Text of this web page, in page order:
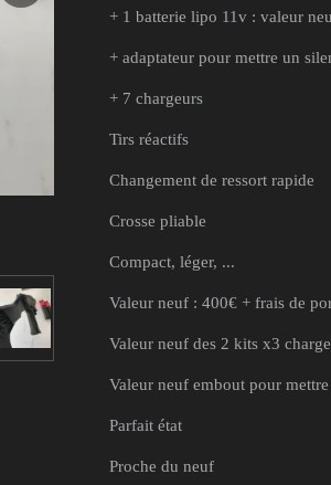
+ 1 batterie lipo 11v : valeur
+ adaptateur pour mettre un
+ 7 chargeurs
Tirs réactifs
Changement de ressort rapide
Crosse pliable
Compact, léger, ...
Valeur neuf : 400€ + frais de
Valeur neuf des 2 kits x3
Valeur neuf embout pour
Parfait état
Proche du neuf